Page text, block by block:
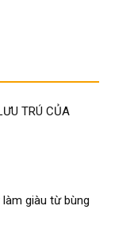
TRÚ CỦA
giàu từ bùng